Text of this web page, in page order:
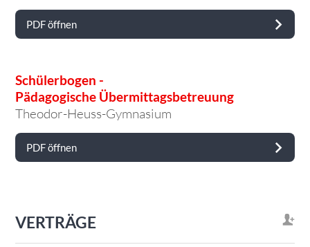
PDF öffnen
Schülerbogen -
Pädagogische Übermittagsbetreuung
Theodor-Heuss-Gymnasium
PDF öffnen
VERTRÄGE